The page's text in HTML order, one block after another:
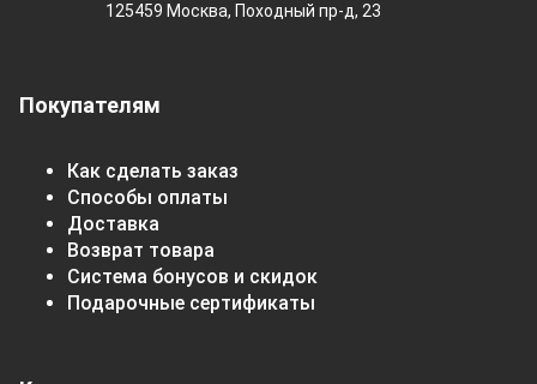
Покупателям
Как сделать заказ
Способы оплаты
Доставка
Возврат товара
Система бонусов и скидок
Подарочные сертификаты
125459 Москва, Походный пр-д, 23